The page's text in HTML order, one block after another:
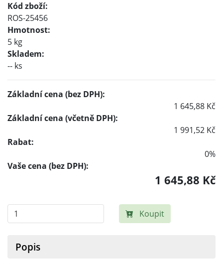
Kód zboží:
ROS-25456
Hmotnost:
5 kg
Skladem:
-- ks
Základní cena (bez DPH):
1 645,88 Kč
Základní cena (včetně DPH):
1 991,52 Kč
Rabat:
0%
Vaše cena (bez DPH):
1 645,88 Kč
Koupit
Popis